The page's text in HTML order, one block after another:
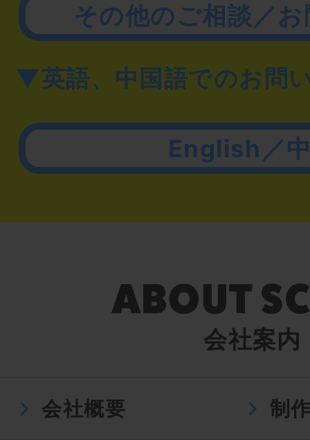
その他のご相談／
▼英語、中国語でのお問
English／
会社案内
会社概要 制